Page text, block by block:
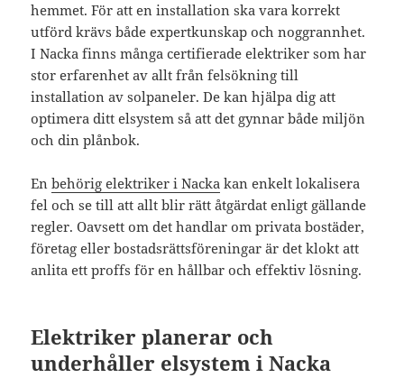
hemmet. För att en installation ska vara korrekt
utförd krävs både expertkunskap och noggrannhet.
I Nacka finns många certifierade elektriker som har
stor erfarenhet av allt från felsökning till
installation av solpaneler. De kan hjälpa dig att
optimera ditt elsystem så att det gynnar både miljön
och din plånbok.
Enbehörig elektriker i Nacka kan enkelt lokalisera
fel och se till att allt blir rätt åtgärdat enligt gällande
regler. Oavsett om det handlar om privata bostäder,
företag eller bostadsrättsföreningar är det klokt att
anlita ett proffs för en hållbar och effektiv lösning.
Elektriker planerar och
underhåller elsystem i Nacka